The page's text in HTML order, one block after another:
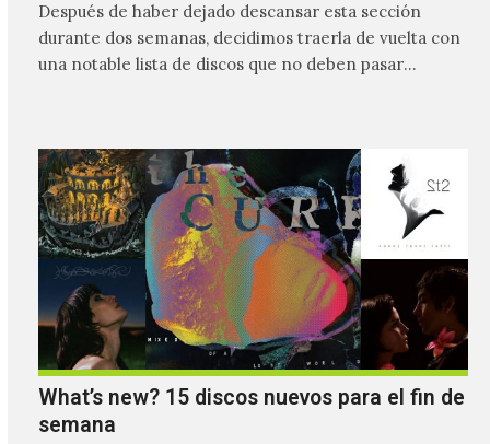
Después de haber dejado descansar esta sección
durante dos semanas, decidimos traerla de vuelta con
una notable lista de discos que no deben pasar
What’s new? 15 discos nuevos para el fin de
semana